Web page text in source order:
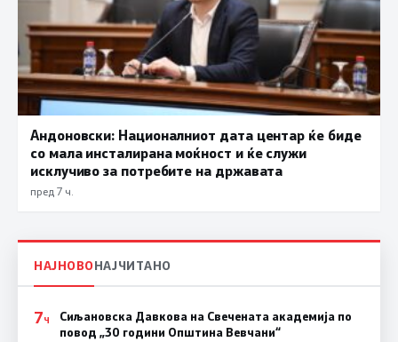
Андоновски: Националниот дата центар ќе биде
со мала инсталирана моќност и ќе служи
исклучиво за потребите на државата
пред 7 ч.
НАЈНОВОНАЈЧИТАНО
7Ч
Сиљановска Давкова на Свечената академија по
повод „30 години Општина Вевчани“